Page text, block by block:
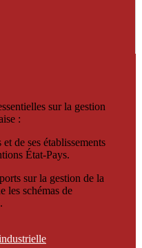
sur la gestion
:
de ses établissements
État-Pays.
sur la gestion de la
les schémas de